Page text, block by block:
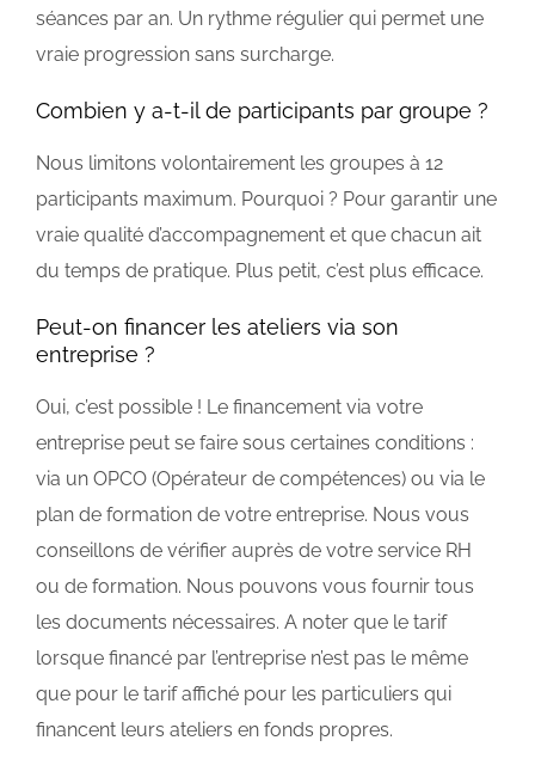
séances par an. Un rythme régulier qui permet une
vraie progression sans surcharge.
Combien y a-t-il de participants par groupe ?
Nous limitons volontairement les groupes à 12
participants maximum. Pourquoi ? Pour garantir une
vraie qualité d’accompagnement et que chacun ait
du temps de pratique. Plus petit, c’est plus efficace.
Peut-on financer les ateliers via son
entreprise ?
Oui, c’est possible ! Le financement via votre
entreprise peut se faire sous certaines conditions :
via un OPCO (Opérateur de compétences) ou via le
plan de formation de votre entreprise. Nous vous
conseillons de vérifier auprès de votre service RH
ou de formation. Nous pouvons vous fournir tous
les documents nécessaires. A noter que le tarif
lorsque financé par l’entreprise n’est pas le même
que pour le tarif affiché pour les particuliers qui
financent leurs ateliers en fonds propres.